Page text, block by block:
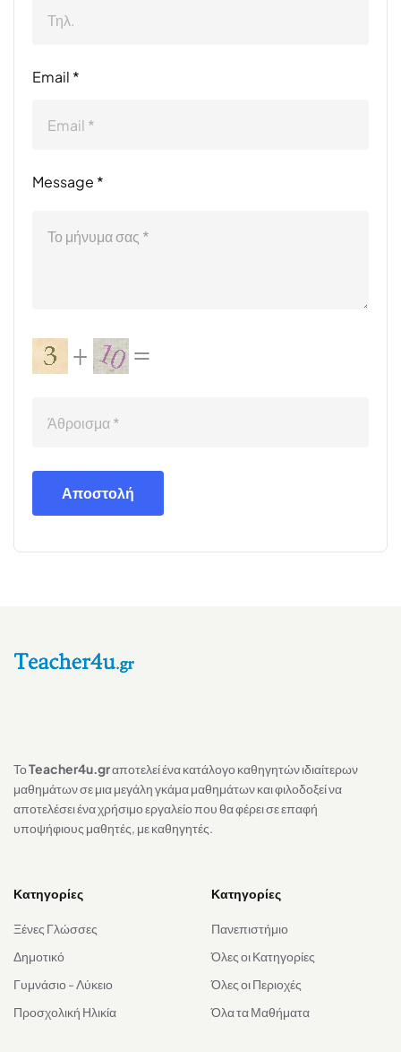
Email *
Message *
Αποστολή
ΤοTeacher4u.grαποτελεί ένα κατάλογο καθηγητών ιδιαίτερων
μαθημάτων σε μια μεγάλη γκάμα μαθημάτων και φιλοδοξεί να
αποτελέσει ένα χρήσιμο εργαλείο που θα φέρει σε επαφή
υποψήφιους μαθητές, με καθηγητές.
Κατηγορίες
Ξένες Γλώσσες
Δημοτικό
Γυμνάσιο - Λύκειο
Προσχολική Ηλικία
Κατηγορίες
Πανεπιστήμιο
Όλες οι Κατηγορίες
Όλες οι Περιοχές
Όλα τα Μαθήματα